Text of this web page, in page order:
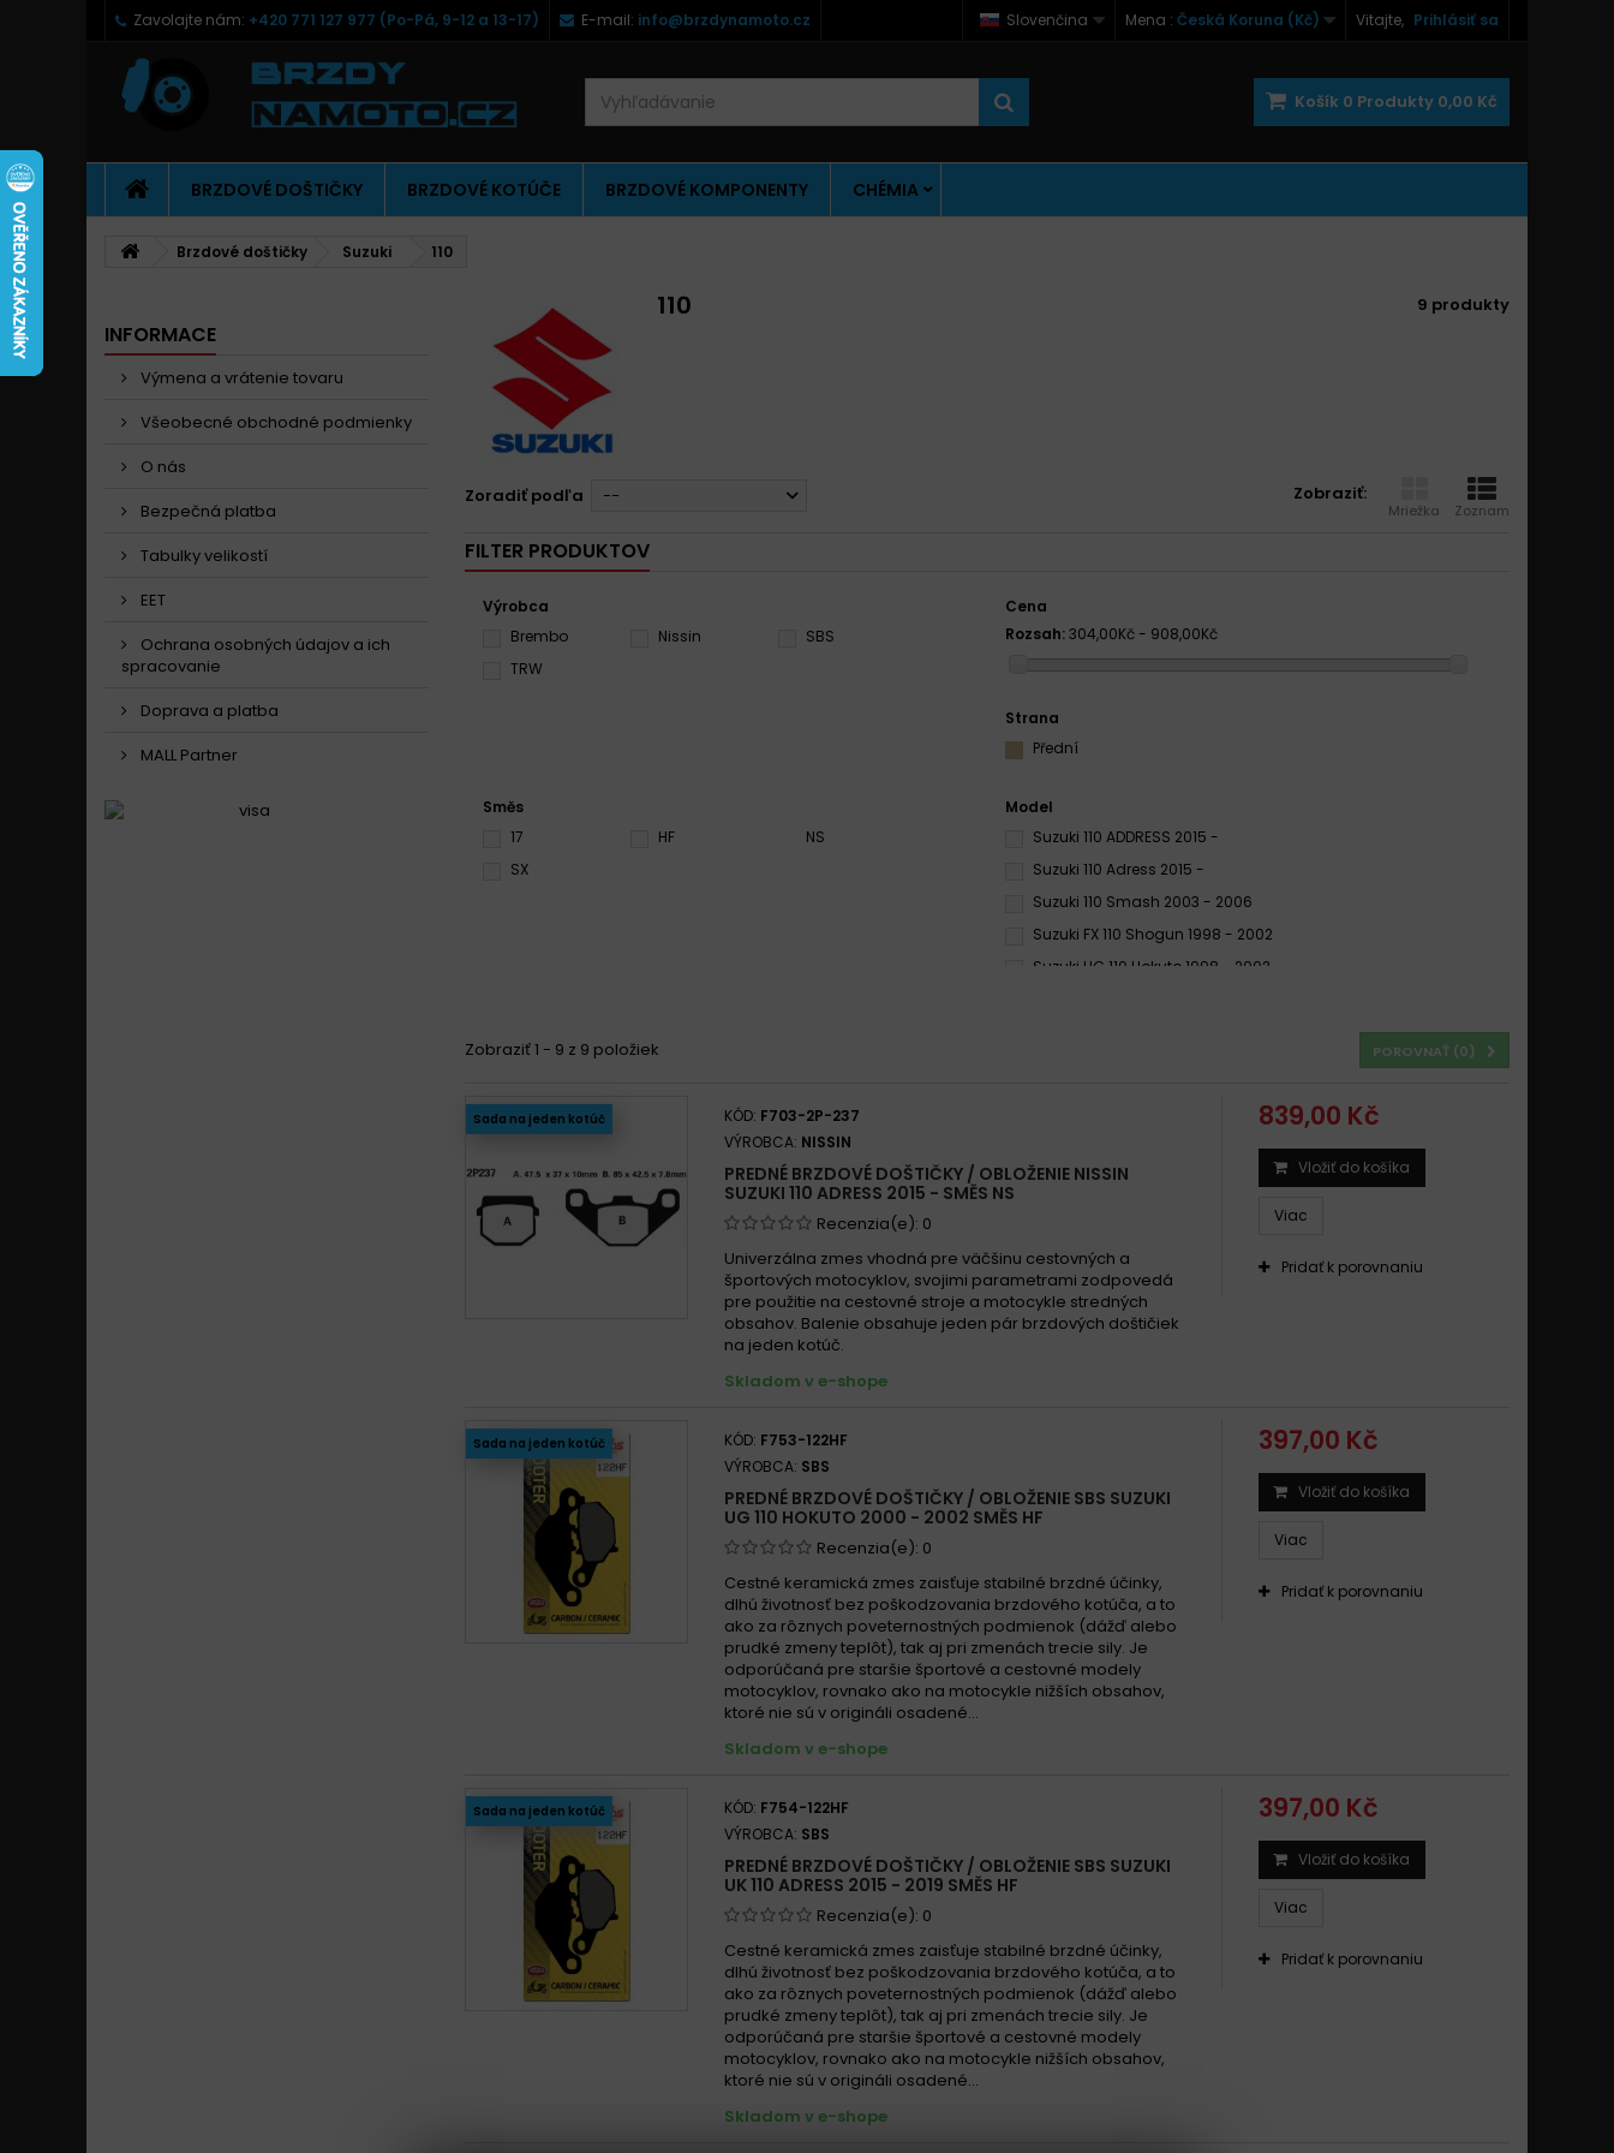
Vitajte, Prihlásiť sa
Mena : Česká Koruna (Kč)
Slovenčina
Zavolajte nám: +420 771 127 977 (Po-Pá, 9-12 a 13-17) E-mail: info@brzdynamoto.cz
Košík 0 Produkty 0,00 Kč
BRZDOVÉ DOŠTIČKY BRZDOVÉ KOTÚČE BRZDOVÉ KOMPONENTY CHÉMIA
Brzdové doštičky Suzuki 110
INFORMACE
Výmena a vrátenie tovaru
Všeobecné obchodné podmienky
O nás
Bezpečná platba
Tabulky velikostí
EET
Ochrana osobných údajov a ich
spracovanie
Doprava a platba
MALL Partner
110 9 produkty
Zobraziť:
Mriežka Zoznam
Zoradiť podľa --
FILTER PRODUKTOV
Výrobca
Brembo
Nissin
SBS
TRW
Cena
Rozsah:304,00Kč - 908,00Kč
Strana
Přední
Směs
17
HF
NS
SX
Model
Suzuki 110 ADDRESS 2015 -
Suzuki 110 Adress 2015 -
Suzuki 110 Smash 2003 - 2006
Suzuki FX 110 Shogun 1998 - 2002
Suzuki UG 110 Hokuto 1998 - 2002
POROVNAŤ (0)
Zobraziť 1 - 9 z 9 položiek
Sada na jeden kotúč KÓD: F703-2P-237
VÝROBCA: NISSIN
PREDNÉ BRZDOVÉ DOŠTIČKY / OBLOŽENIE NISSIN
SUZUKI 110 ADRESS 2015 - SMĚS NS
Recenzia(e): 0
Univerzálna zmes vhodná pre väčšinu cestovných a
športových motocyklov, svojimi parametrami zodpovedá
pre použitie na cestovné stroje a motocykle stredných
obsahov. Balenie obsahuje jeden pár brzdových doštičiek
na jeden kotúč.
Skladom v e-shope
839,00 Kč
Vložiť do košíka
Viac
Pridať k porovnaniu
Sada na jeden kotúč KÓD: F753-122HF
VÝROBCA: SBS
PREDNÉ BRZDOVÉ DOŠTIČKY / OBLOŽENIE SBS SUZUKI
UG 110 HOKUTO 2000 - 2002 SMĚS HF
Recenzia(e): 0
Cestné keramická zmes zaisťuje stabilné brzdné účinky,
dlhú životnosť bez poškodzovania brzdového kotúča, a to
ako za rôznych poveternostných podmienok (dážď alebo
prudké zmeny teplôt), tak aj pri zmenách trecie sily. Je
odporúčaná pre staršie športové a cestovné modely
motocyklov, rovnako ako na motocykle nižších obsahov,
ktoré nie sú v origináli osadené...
Skladom v e-shope
397,00 Kč
Vložiť do košíka
Viac
Pridať k porovnaniu
Sada na jeden kotúč KÓD: F754-122HF
VÝROBCA: SBS
PREDNÉ BRZDOVÉ DOŠTIČKY / OBLOŽENIE SBS SUZUKI
UK 110 ADRESS 2015 - 2019 SMĚS HF
Recenzia(e): 0
Cestné keramická zmes zaisťuje stabilné brzdné účinky,
dlhú životnosť bez poškodzovania brzdového kotúča, a to
ako za rôznych poveternostných podmienok (dážď alebo
prudké zmeny teplôt), tak aj pri zmenách trecie sily. Je
odporúčaná pre staršie športové a cestovné modely
motocyklov, rovnako ako na motocykle nižších obsahov,
ktoré nie sú v origináli osadené...
Skladom v e-shope
397,00 Kč
Vložiť do košíka
Viac
Pridať k porovnaniu